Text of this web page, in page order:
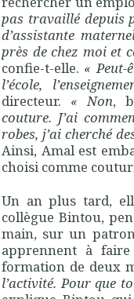
pas travaillé depuis
d’assistante
près de chez moi et
confie-t-elle. « Peut-
l’école,
directeur. « Non,
couture. J’ai
robes, j’ai cherché
Ainsi, Amal est
choisi comme
Un an plus tard,
collègue Bintou,
main, sur un patron
apprennent à
formation de deux
l’activité. Pour que